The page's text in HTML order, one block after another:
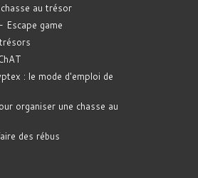
au trésor
Escape game
: le mode d'emploi de
organiser une chasse au
des rébus